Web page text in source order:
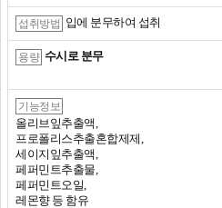
섭취방법 입에 분무하여 섭취
용량 수시로 분무
기능정보
올리브잎추출액,
프로폴리스추출혼합제제,
세이지잎추출액,
페퍼민트추출물,
페퍼민트오일,
레몬향 등 함유